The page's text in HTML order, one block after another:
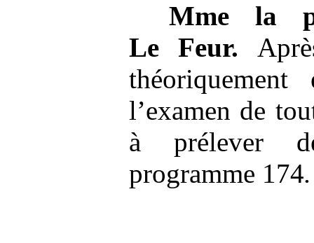
Mme
la
Le
Feur.
l’examen de
à prélever
programme 174.